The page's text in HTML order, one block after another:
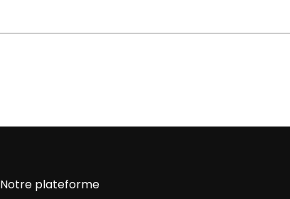
Notre plateforme